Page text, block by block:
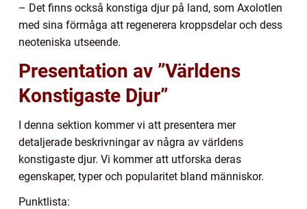
– Det finns också konstiga djur på land, som Axolotlen
med sina förmåga att regenerera kroppsdelar och dess
neoteniska utseende.
Presentation av ”Världens
Konstigaste Djur”
I denna sektion kommer vi att presentera mer
detaljerade beskrivningar av några av världens
konstigaste djur. Vi kommer att utforska deras
egenskaper, typer och popularitet bland människor.
Punktlista: